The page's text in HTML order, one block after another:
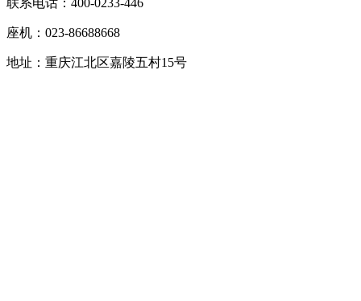
座机：023-86688668
地址：重庆江北区嘉陵五村15号